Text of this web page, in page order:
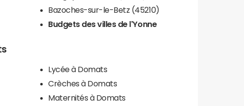
Bazoches-sur-le-Betz (45210)
Budgets des villes de l'Yonne
Lycée à Domats
Crèches à Domats
Maternités à Domats